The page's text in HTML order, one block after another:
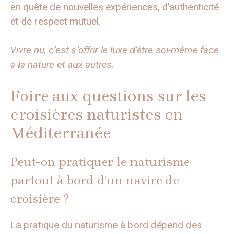
en quête de nouvelles expériences, d’authenticité
et de respect mutuel.
Vivre nu, c’est s’offrir le luxe d’être soi-même face
à la nature et aux autres.
Foire aux questions sur les
croisières naturistes en
Méditerranée
Peut-on pratiquer le naturisme
partout à bord d’un navire de
croisière ?
La pratique du naturisme à bord dépend des